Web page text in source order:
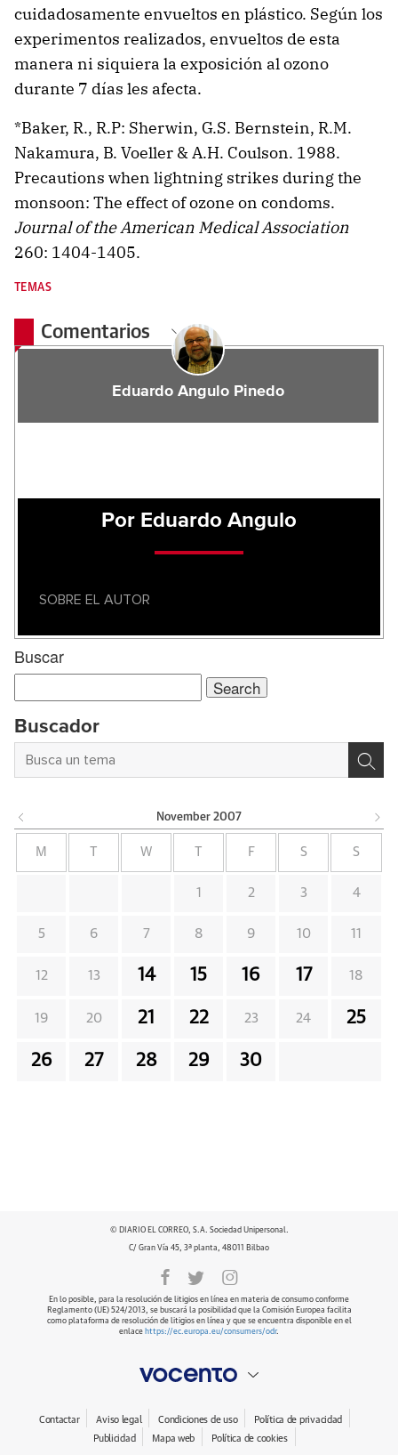
cuidadosamente envueltos en plástico. Según los
experimentos realizados, envueltos de esta
manera ni siquiera la exposición al ozono
durante 7 días les afecta.
*Baker, R., R.P: Sherwin, G.S. Bernstein, R.M.
Nakamura, B. Voeller & A.H. Coulson. 1988.
Precautions when lightning strikes during the
monsoon: The effect of ozone on condoms.
Journal of the American Medical Association
260: 1404-1405.
TEMAS
Comentarios
Eduardo Angulo Pinedo
Por Eduardo Angulo
SOBRE EL AUTOR
Buscar
Search
for:
Buscador
November 2007
M W F S S
1 2 3 4
5 6 7 8 9 10 11
12 13 14 15 16 17 18
19 20 21 22 23 24 25
26 27 28 29 30
© DIARIO EL CORREO, S.A. Sociedad Unipersonal.
C/ Gran Vía 45, 3ª planta, 48011 Bilbao
En lo posible, para la resolución de litigios en línea en materia de consumo conforme
Reglamento (UE) 524/2013, se buscará la posibilidad que la Comisión Europea facilita
como plataforma de resolución de litigios en línea y que se encuentra disponible en el
enlace https://ec.europa.eu/consumers/odr.
Contactar Aviso legal Condiciones de uso
Política de privacidad
Publicidad
Mapa web Política de cookies